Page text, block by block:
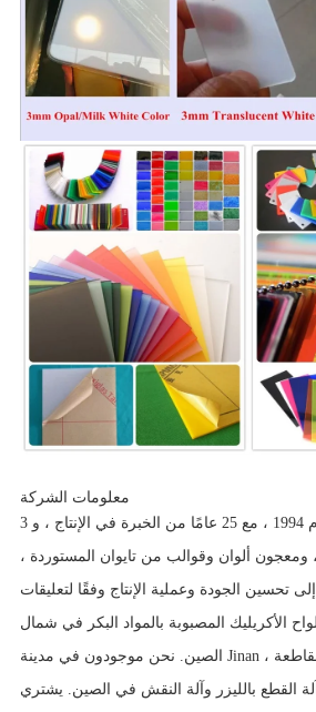
معلومات الشركة
تأسس مصنعنا في عام 1994 ، مع 25 عامًا من الخبرة في الإنتاج ، و 3
ومعجون ألوان وقوالب من تايوان المستوردة ،
تحسين الجودة وعملية الإنتاج وفقًا لتعليقات
الأكريليك المصبوبة بالمواد البكر في شمال
الصين. نحن موجودون في مدينة Jinan ، مقاطعة Shandong ، الصين ،
القطع بالليزر وآلة النقش في الصين. يشتري